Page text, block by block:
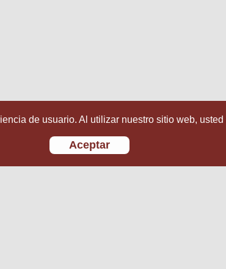
de usuario. Al utilizar nuestro sitio web,
Aceptar